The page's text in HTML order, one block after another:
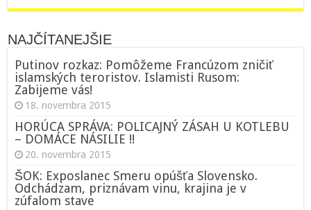
NAJČÍTANEJŠIE
Putinov rozkaz: Pomôžeme Francúzom zničiť
islamských teroristov. Islamisti Rusom:
Zabijeme vás!
18. novembra 2015
HORÚCA SPRÁVA: POLICAJNÝ ZÁSAH U KOTLEBU
– DOMÁCE NÁSILIE !!
20. novembra 2015
ŠOK: Exposlanec Smeru opúšťa Slovensko.
Odchádzam, priznávam vinu, krajina je v
zúfalom stave